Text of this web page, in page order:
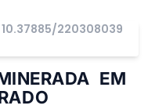
10.37885/220308039
EM